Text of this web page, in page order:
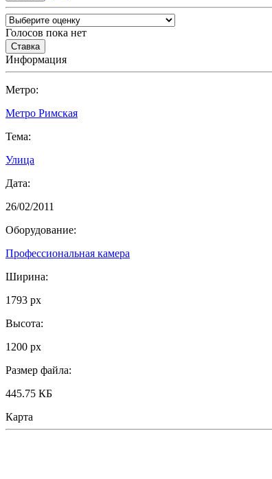
Голосов пока нет
Информация
Метро:
Метро Римская
Тема:
Улица
Дата:
26/02/2011
Оборудование:
Профессиональная камера
Ширина:
1793 px
Высота:
1200 px
Размер файла:
445.75 КБ
Карта